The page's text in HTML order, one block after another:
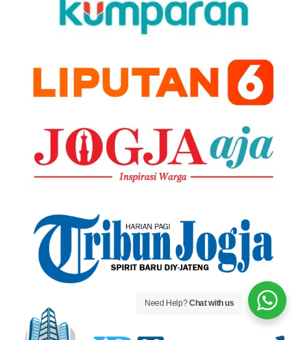
Need Help?Chat with us